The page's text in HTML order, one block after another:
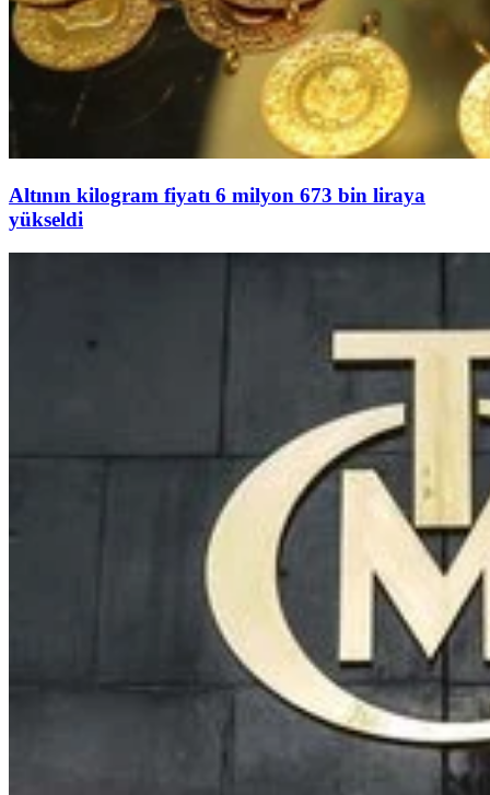
Altının kilogram fiyatı 6 milyon 673 bin liraya
yükseldi